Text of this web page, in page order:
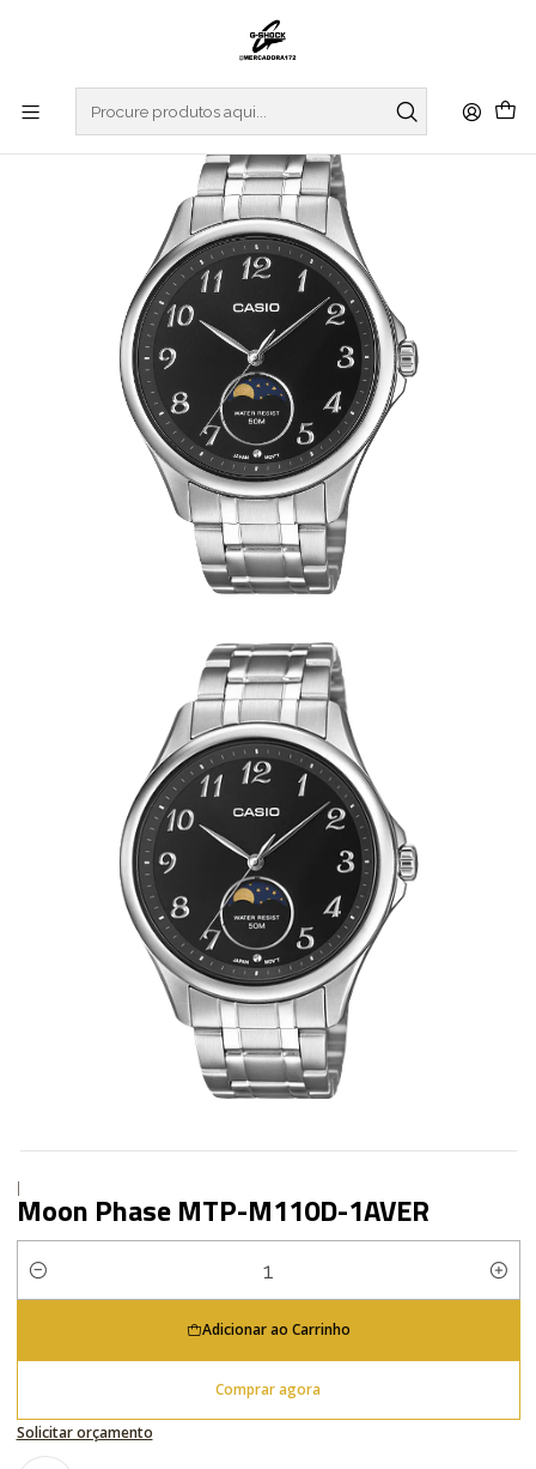
CASIO COLLECTION
Moon Phase MTP-M110D-1AVER
|
Moon Phase MTP-M110D-1AVER
Quantidade
Adicionar ao Carrinho
Comprar agora
Solicitar orçamento